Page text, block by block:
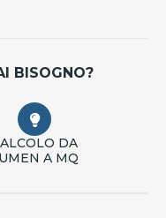
BISOGNO?
DA
A MQ